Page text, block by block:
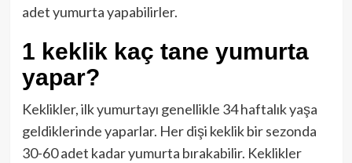
adet yumurta yapabilirler.
1 keklik kaç tane yumurta
yapar?
Keklikler, ilk yumurtayı genellikle 34 haftalık yaşa
geldiklerinde yaparlar. Her dişi keklik bir sezonda
30-60 adet kadar yumurta bırakabilir. Keklikler